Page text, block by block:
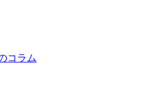
コラム